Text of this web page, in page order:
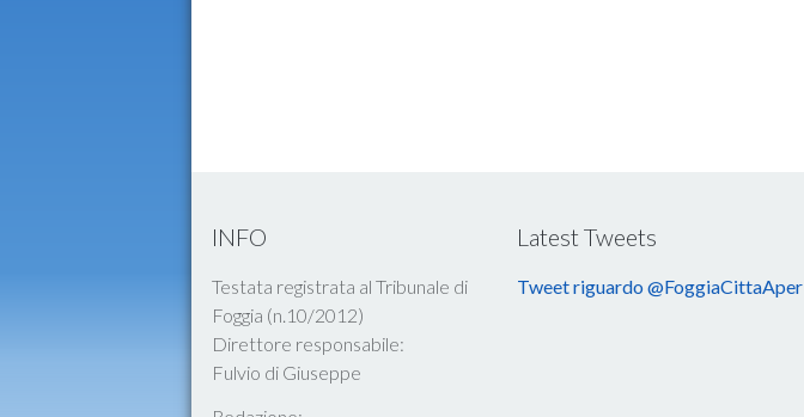
INFO
Testata registrata al Tribunale di
Foggia (n.10/2012)
Direttore responsabile:
Fulvio di Giuseppe
Latest Tweets
Tweet riguardo @FoggiaCittaAper